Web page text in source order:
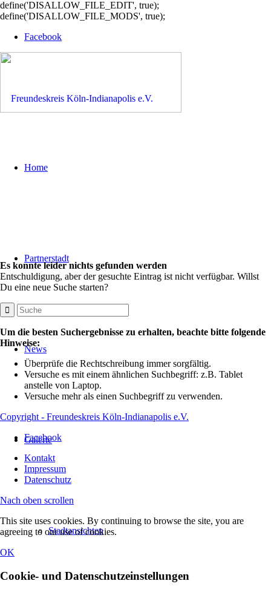
define('DISALLOW_FILE_EDIT', true);
define('DISALLOW_FILE_MODS', true);
Facebook
Home
Partnerstadt
News
Galerie
Stadtansichten
Es konnte leider nichts gefunden werden
Entschuldigung, aber der gesuchte Eintrag ist nicht verfügbar. Willst
Du eine neue Suche starten?
Um die besten Suchergebnisse zu erhalten, beachte bitte folgende
Hinweise:
Überprüfe die Rechtschreibung immer sorgfältig.
Versuche es mit einem ähnlichen Suchbegriff: z.B. Tablet
anstelle von Laptop.
Versuche mehr als einen Suchbegriff zu verwenden.
Copyright - Freundeskreis Köln-Indianapolis e.V.
Facebook
Kontakt
Impressum
Datenschutz
Nach oben scrollen
This site uses cookies. By continuing to browse the site, you are
agreeing to our use of cookies.
OK
Cookie- und Datenschutzeinstellungen